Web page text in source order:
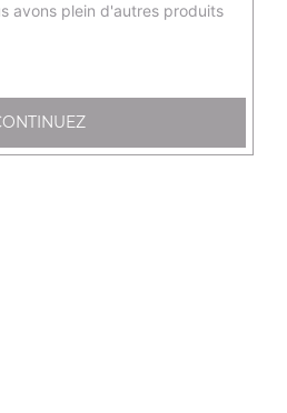
avocat
avons plein d'autres produits